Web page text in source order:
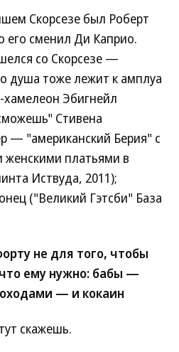
Скорсезе был Роберт
его сменил Ди Каприо.
со Скорсезе —
душа тоже лежит к амплуа
Эбигнейл
Стивена
— "американский Берия" с
женскими платьями в
Иствуда, 2011);
("Великий Гэтсби" База
не для того, чтобы
ему нужно: бабы —
— и кокаин
скажешь.